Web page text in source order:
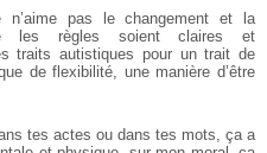
pas le changement et la
les règles soient claires et
traits autistiques pour un trait de
de flexibilité, une manière d’être
tes actes ou dans tes mots, ça a